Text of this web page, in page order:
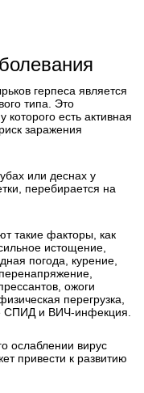
герпеса является
типа. Это
которого есть активная
заражения
или деснах у
перебирается на
такие факторы, как
истощение,
погода, курение,
ожоги
перегрузка,
СПИД и ВИЧ-инфекция.
ослаблении вирус
привести к развитию